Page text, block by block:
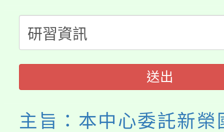
程，歡迎學生輔導中心
心理、諮商輔導、社會
系所師生報名參加。
縣市「校園短影音徵選
門員」簡章及活動海報
踴躍報名參加。
桃園市115學年度學生
要點
「桃園市補助參觀特色
展演活動實施計畫」
115年度「教育部表揚
義教育推展貢獻獎」
送出
主旨：本中心委託新榮